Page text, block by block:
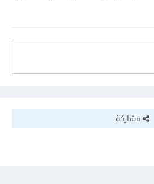
مشاركة